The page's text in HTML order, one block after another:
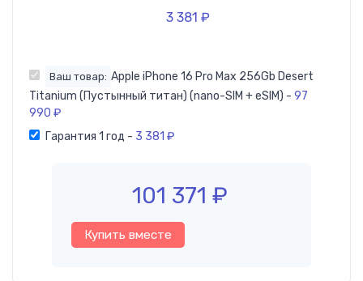
3 381 ₽
Ваш товар: Apple iPhone 16 Pro Max 256Gb Desert
Titanium (Пустынный титан) (nano-SIM + eSIM) - 97
990 ₽
Гарантия 1 год - 3 381 ₽
101 371 ₽
Купить вместе